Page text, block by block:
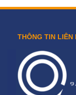
THÔNG TIN LIÊN